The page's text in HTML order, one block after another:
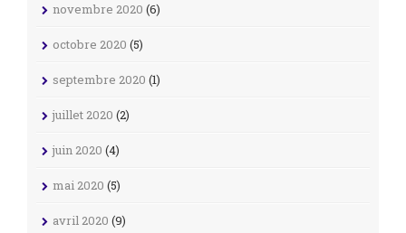
novembre 2020 (6)
octobre 2020 (5)
septembre 2020 (1)
juillet 2020 (2)
juin 2020 (4)
mai 2020 (5)
avril 2020 (9)